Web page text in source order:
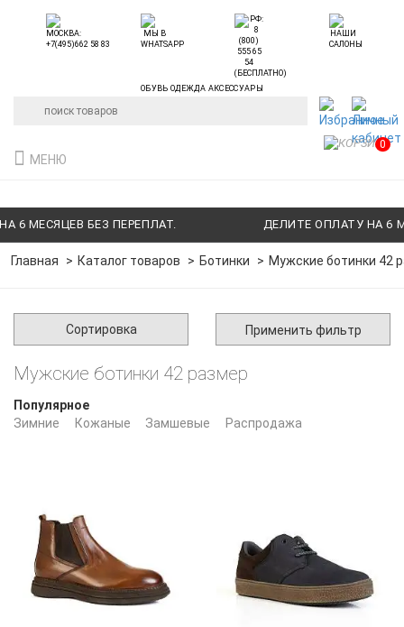
6 МЕСЯЦЕВ БЕЗ ПЕРЕПЛАТ. ДЕЛИТЕ ОПЛАТУ НА 6
ОБУВЬ ОДЕЖДА АКСЕССУАРЫ
МЕНЮ
0
Главная Каталог товаров Ботинки Мужские ботинки 42
Сортировка Применить фильтр
Популярное
Зимние
Кожаные Замшевые Распродажа
Мужские ботинки 42 размер